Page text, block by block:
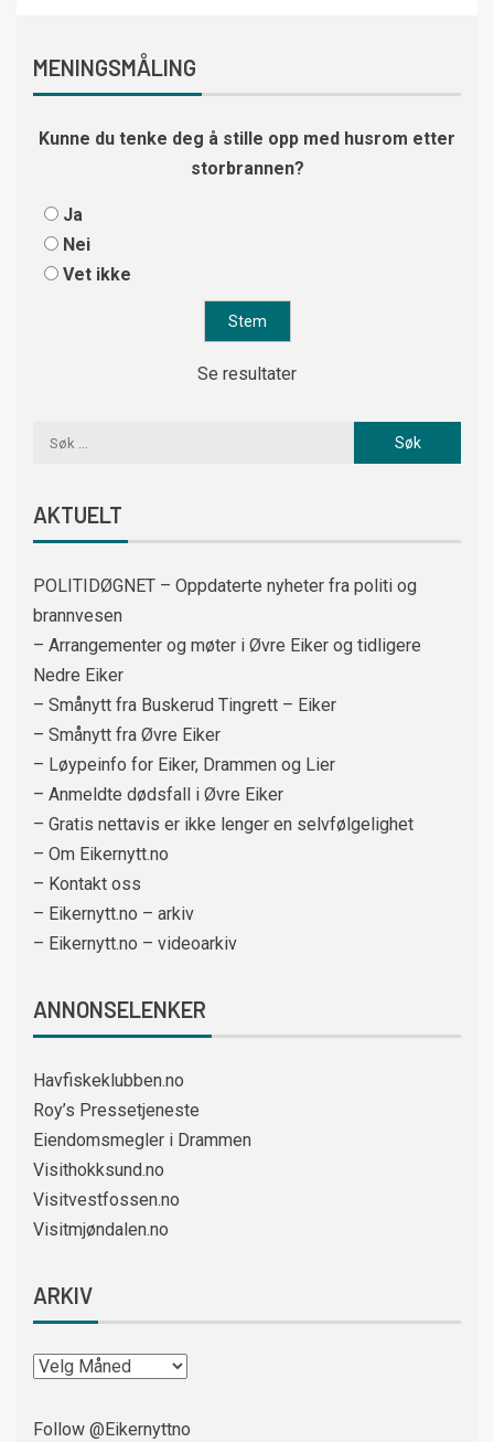
MENINGSMÅLING
Kunne du tenke deg å stille opp med husrom etter
storbrannen?
Ja
Nei
Vet ikke
Se resultater
AKTUELT
POLITIDØGNET – Oppdaterte nyheter fra politi og
brannvesen
– Arrangementer og møter i Øvre Eiker og tidligere
Nedre Eiker
– Smånytt fra Buskerud Tingrett – Eiker
– Smånytt fra Øvre Eiker
– Løypeinfo for Eiker, Drammen og Lier
– Anmeldte dødsfall i Øvre Eiker
– Gratis nettavis er ikke lenger en selvfølgelighet
– Om Eikernytt.no
– Kontakt oss
– Eikernytt.no – arkiv
– Eikernytt.no – videoarkiv
ANNONSELENKER
Havfiskeklubben.no
Roy’s Pressetjeneste
Eiendomsmegler i Drammen
Visithokksund.no
Visitvestfossen.no
Visitmjøndalen.no
ARKIV
Follow @Eikernyttno